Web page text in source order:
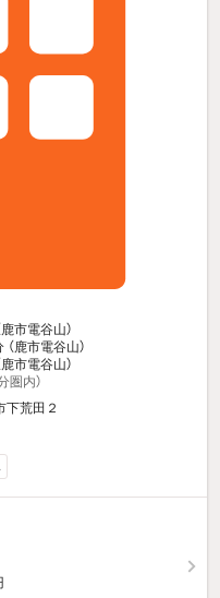
鹿市電谷山）
（鹿市電谷山）
鹿市電谷山）
圏内）
下荒田２